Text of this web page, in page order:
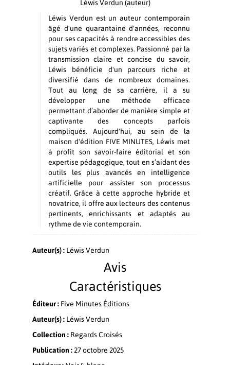
Léwis Verdun (auteur)
Léwis Verdun est un auteur contemporain
âgé d'une quarantaine d'années, reconnu
pour ses capacités à rendre accessibles des
sujets variés et complexes. Passionné par la
transmission claire et concise du savoir,
Léwis bénéficie d'un parcours riche et
diversifié dans de nombreux domaines.
Tout au long de sa carrière, il a su
développer une méthode efficace
permettant d’aborder de manière simple et
captivante des concepts parfois
compliqués. Aujourd'hui, au sein de la
maison d'édition FIVE MINUTES, Léwis met
à profit son savoir-faire éditorial et son
expertise pédagogique, tout en s’aidant des
outils les plus avancés en intelligence
artificielle pour assister son processus
créatif. Grâce à cette approche hybride et
novatrice, il offre aux lecteurs des contenus
pertinents, enrichissants et adaptés au
rythme de vie contemporain.
Auteur(s) : Léwis Verdun
Avis
Caractéristiques
Éditeur : Five Minutes Éditions
Auteur(s) : Léwis Verdun
Collection : Regards Croisés
Publication :27 octobre 2025